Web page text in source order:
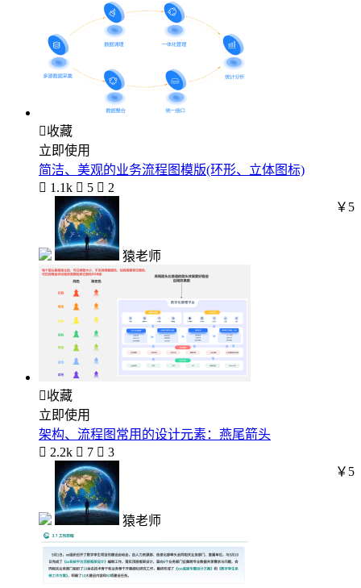
收藏
立即使用
简洁、美观的业务流程图模版(环形、立体图标)
 1.1k  5  2
猿老师
￥5
收藏
立即使用
架构、流程图常用的设计元素：燕尾箭头
 2.2k  7  3
猿老师
￥5